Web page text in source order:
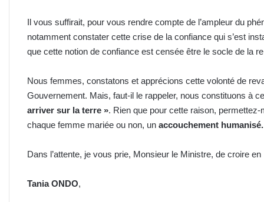
Il vous suffirait, pour vous rendre compte de l’ampleur du
notamment constater cette crise de la confiance qui s’est
que cette notion de confiance est censée être le socle de la
Nous femmes, constatons et apprécions cette volonté de
Gouvernement. Mais, faut-il le rappeler, nous constituons à
arriver sur la terre ». Rien que pour cette raison,
chaque femme mariée ou non, un accouchement
Dans l’attente, je vous prie, Monsieur le Ministre, de croire
Tania ONDO,